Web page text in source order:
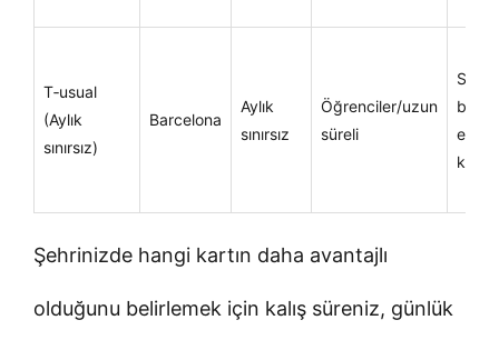
T‑usual
(Aylık
sınırsız)
Barcelona
Aylık
sınırsız
Öğrenciler/uzun
süreli
biniş,
esnek
Şehrinizde hangi kartın daha avantajlı
olduğunu belirlemek için kalış süreniz, günlük